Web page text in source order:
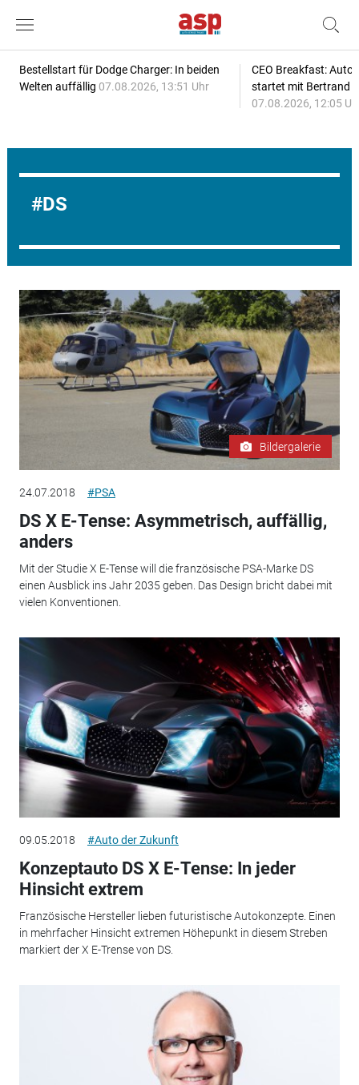
Bestellstart für Dodge Charger: In beiden
Welten auffällig 07.08.2026, 13:51 Uhr
CEO Breakfast:
startet mit Bertrand
07.08.2026, 12:05
DS
Bildergalerie
24.07.2018 #PSA
DS X E-Tense: Asymmetrisch, auffällig,
anders
Mit der Studie X E-Tense will die französische PSA-Marke DS
einen Ausblick ins Jahr 2035 geben. Das Design bricht dabei mit
vielen Konventionen.
09.05.2018 #Auto der Zukunft
Konzeptauto DS X E-Tense: In jeder
Hinsicht extrem
Französische Hersteller lieben futuristische Autokonzepte. Einen
in mehrfacher Hinsicht extremen Höhepunkt in diesem Streben
markiert der X E-Trense von DS.